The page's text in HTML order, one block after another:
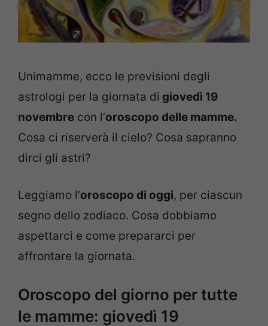
Unimamme, ecco le previsioni degli
astrologi per la giornata di giovedì 19
novembre con l’oroscopo delle mamme.
Cosa ci riserverà il cielo? Cosa sapranno
dirci gli astri?
Leggiamo l’oroscopo di oggi, per ciascun
segno dello zodiaco. Cosa dobbiamo
aspettarci e come prepararci per
affrontare la giornata.
Oroscopo del giorno per tutte
le mamme: giovedì 19